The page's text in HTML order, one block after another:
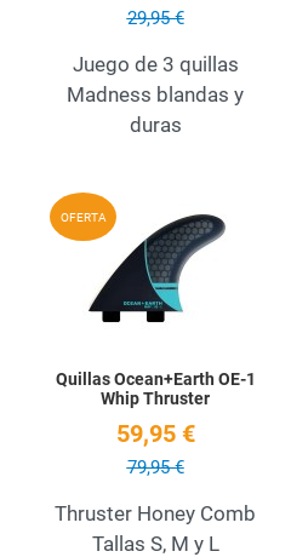
29,95 €
Juego de 3 quillas
Madness blandas y
duras
Add to Wishlist
OFERTA
Quillas Ocean+Earth OE-1
Whip Thruster
59,95 €
79,95 €
Thruster Honey Comb
Tallas S, M y L